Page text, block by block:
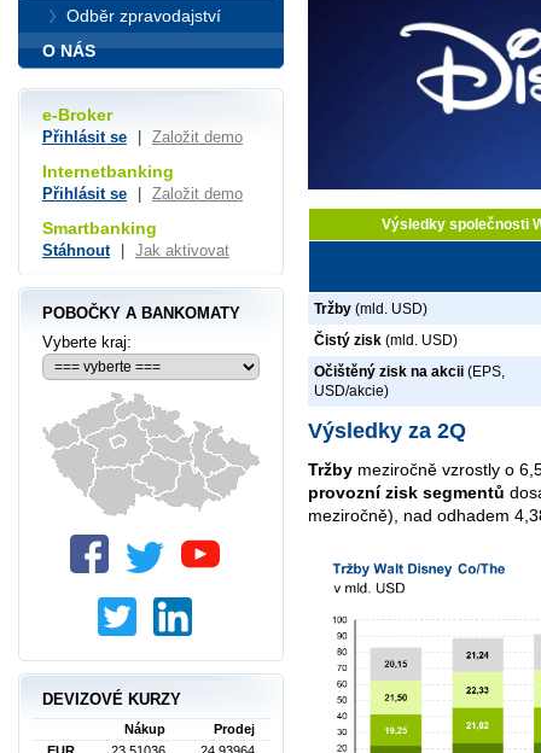
Výsledky společnosti
Tržby (mld. USD)
Čistý zisk (mld. USD)
Očištěný zisk na akcii (EPS,
USD/akcie)
Výsledky za 2Q
Tržby meziročně vzrostly o
provozní zisk segmentů
meziročně), nad odhadem
Odběr zpravodajství
O NÁS
e-Broker
Přihlásit se Založit demo
Internetbanking
Přihlásit se Založit demo
Smartbanking
Stáhnout Jak aktivovat
POBOČKY A BANKOMATY
Vyberte kraj:
DEVIZOVÉ KURZY
Nákup
Prodej